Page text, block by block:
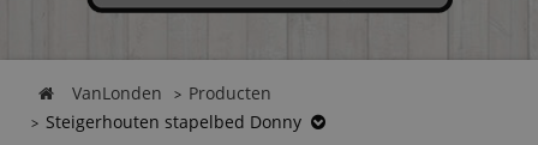
VanLonden
Producten
Steigerhouten stapelbed Donny